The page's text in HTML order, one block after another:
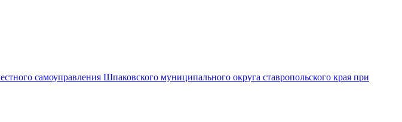
самоуправления Шпаковского муниципального округа ставропольского края при